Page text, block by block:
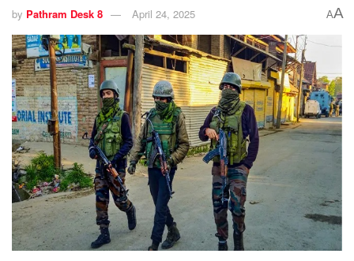
by Pathram Desk 8 April 24, 2025 AA